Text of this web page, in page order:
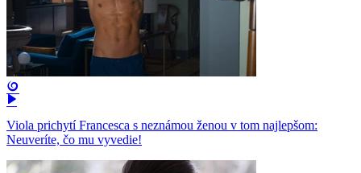
Viola prichytí Francesca s neznámou ženou v tom najlepšom:
Neuveríte, čo mu vyvedie!